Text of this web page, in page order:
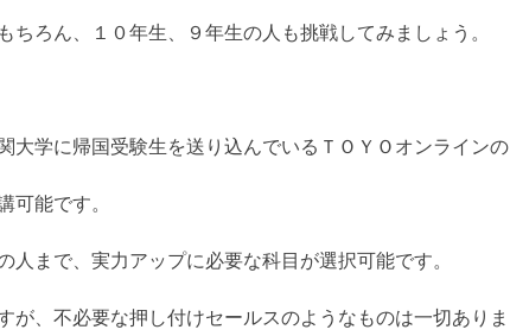
ちろん、１０年生、９年生の人も挑戦してみましょう。
大学に帰国受験生を送り込んでいるＴＯＹＯオンラインの
可能です。
人まで、実力アップに必要な科目が選択可能です。
が、不必要な押し付けセールスのようなものは一切ありま